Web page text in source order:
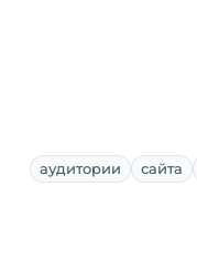
аудитории сайта